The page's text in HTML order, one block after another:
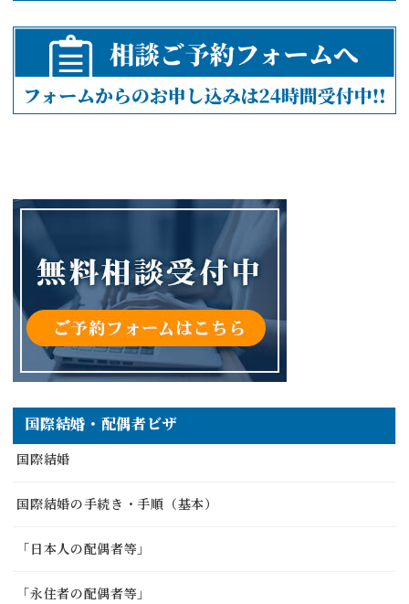
国際結婚・配偶者ビザ
国際結婚
国際結婚の手続き・手順（基本）
「日本人の配偶者等」
「永住者の配偶者等」